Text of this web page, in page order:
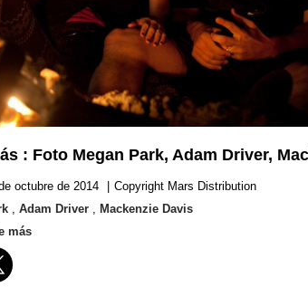
: Foto Megan Park, Adam Driver,
octubre de 2014
Copyright Mars Distribution
, Adam Driver , Mackenzie Davis
más